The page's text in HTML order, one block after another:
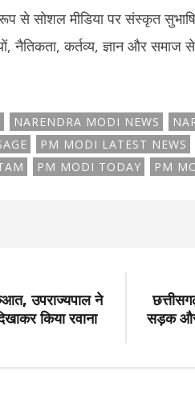
रूप से सोशल मीडिया पर संस्कृत
नैतिकता, कर्तव्य, ज्ञान और समाज
NARENDRA MODI NEWS
PM MODI LATEST NEWS
PM MODI TODAY PM
उपराज्यपाल ने
किया रवाना
सड़क और